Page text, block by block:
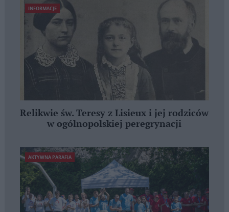
INFORMACJE
Relikwie św. Teresy z Lisieux i jej rodziców
w ogólnopolskiej peregrynacji
AKTYWNA PARAFIA